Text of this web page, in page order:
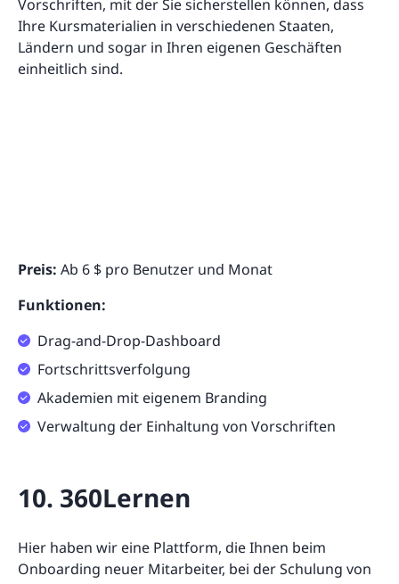
Vorschriften, mit der Sie sicherstellen können, dass
Ihre Kursmaterialien in verschiedenen Staaten,
Ländern und sogar in Ihren eigenen Geschäften
einheitlich sind.
Preis: Ab 6 $ pro Benutzer und Monat
Funktionen:
Drag-and-Drop-Dashboard
Fortschrittsverfolgung
Akademien mit eigenem Branding
Verwaltung der Einhaltung von Vorschriften
10. 360Lernen
Hier haben wir eine Plattform, die Ihnen beim
Onboarding neuer Mitarbeiter, bei der Schulung von